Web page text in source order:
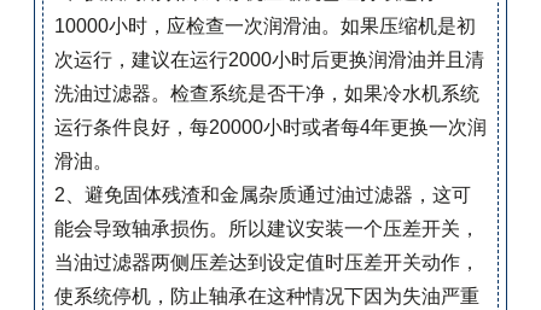
10000小时，应检查一次润滑油。如果压缩机是初
次运行，建议在运行2000小时后更换润滑油并且清
洗油过滤器。检查系统是否干净，如果冷水机系统
运行条件良好，每20000小时或者每4年更换一次润
滑油。
2、避免固体残渣和金属杂质通过油过滤器，这可
能会导致轴承损伤。所以建议安装一个压差开关，
当油过滤器两侧压差达到设定值时压差开关动作，
使系统停机，防止轴承在这种情况下因为失油严重